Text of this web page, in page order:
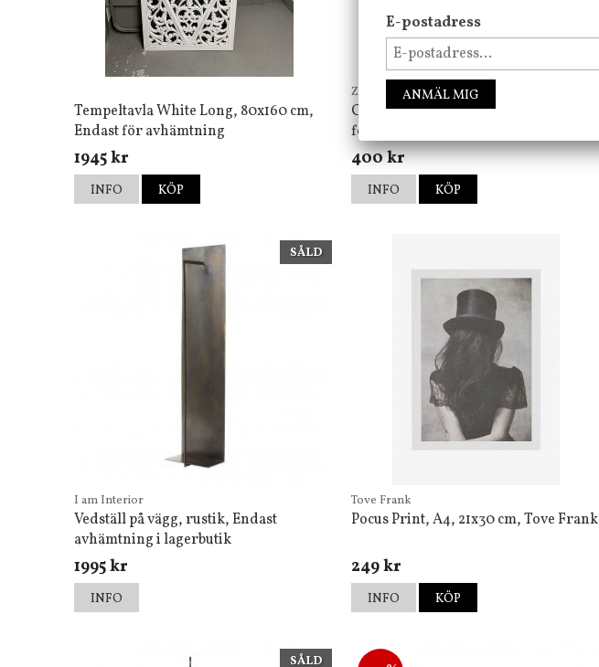
Tempeltavla White Long, 80x160 cm,
Endast för avhämtning
1945 kr
INFO KÖP
Zelected by Houze
Canvas tavla Paris 40x120 cm, Endast
för avhämtning
400 kr
INFO KÖP
SÅLD
I am Interior
Vedställ på vägg, rustik, Endast
avhämtning i lagerbutik
1995 kr
INFO
Tove Frank
Pocus Print, A4, 21x30 cm, Tove Frank
249 kr
INFO KÖP
SÅLD
E-postadress
ANMÄL MIG